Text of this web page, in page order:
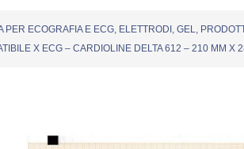
PER ECOGRAFIA E ECG, ELETTRODI, GEL,
X ECG – CARDIOLINE DELTA 612 – 210 MM X